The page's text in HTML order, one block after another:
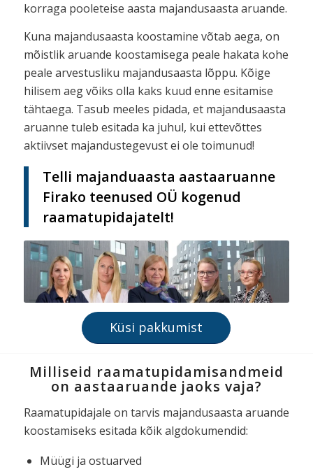
korraga pooleteise aasta majandusaasta aruande.
Kuna majandusaasta koostamine võtab aega, on
mõistlik aruande koostamisega peale hakata kohe
peale arvestusliku majandusaasta lõppu. Kõige
hilisem aeg võiks olla kaks kuud enne esitamise
tähtaega. Tasub meeles pidada, et majandusaasta
aruanne tuleb esitada ka juhul, kui ettevõttes
aktiivset majandustegevust ei ole toimunud!
Telli majanduaasta aastaaruanne
Firako teenused OÜ kogenud
raamatupidajatelt!
Küsi pakkumist
Milliseid raamatupidamisandmeid
on aastaaruande jaoks vaja?
Raamatupidajale on tarvis majandusaasta aruande
koostamiseks esitada kõik algdokumendid:
Müügi ja ostuarved